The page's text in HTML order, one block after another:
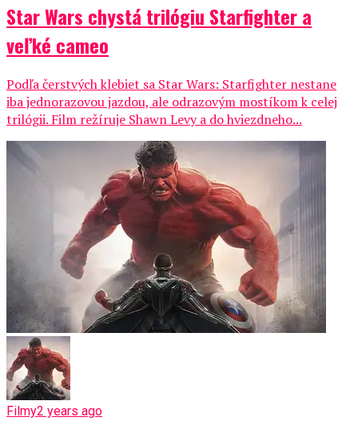
Star Wars chystá trilógiu Starfighter a
veľké cameo
Podľa čerstvých klebiet sa Star Wars: Starfighter nestane
iba jednorazovou jazdou, ale odrazovým mostíkom k celej
trilógii. Film režíruje Shawn Levy a do hviezdneho...
Filmy2 years ago